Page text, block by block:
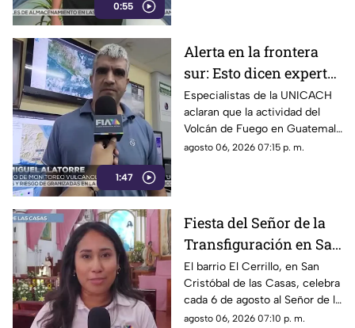
0:55
1:47
Alerta en la frontera
sur: Esto dicen expertos
sobre el Volcán de
Fuego y la ceniza en
Chiapas
Especialistas de la UNICACH
aclaran que la actividad del
Volcán de Fuego en Guatemala
no representa peligro para
agosto 06, 2026 07:15 p. m.
Fiesta del Señor de la
Transfiguración en San
Cristóbal de las Casas:
Tradición y fe en El
Cerrillo
El barrio El Cerrillo, en San
Cristóbal de las Casas, celebra
cada 6 de agosto al Señor de la
Transfiguración con misas,
agosto 06, 2026 07:10 p. m.